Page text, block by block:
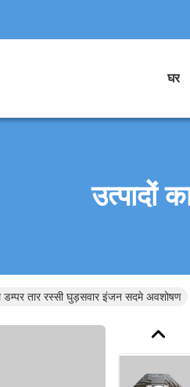
घर
उत्पादों
डम्पर तार रस्सी घुड़सवार इंजन सदमे अवशोषण